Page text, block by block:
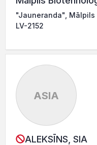
"Jauneranda", Mālpils
LV-2152
ASIA
ALEKSĪNS, SIA